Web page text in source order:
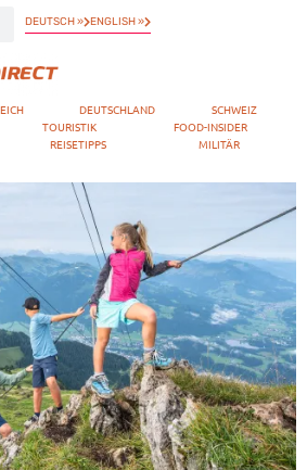
DEUTSCH » ENGLISH »
DEUTSCHLAND
SCHWEIZ
TOURISTIK
FOOD-INSIDER
REISETIPPS MILITÄR